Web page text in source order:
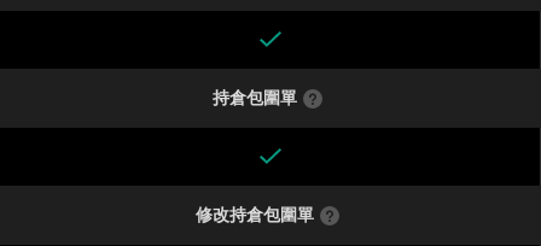
持倉包圍單
修改持倉包圍單